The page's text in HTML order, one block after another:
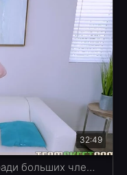
32:49
Когда идёшь сниматься в порно ради больших членов